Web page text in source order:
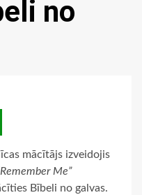
no
mācītājs izveidojis
Me”
Bībeli no galvas.